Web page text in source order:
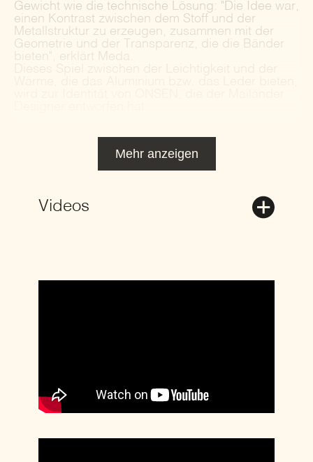
Gewicht wie die technische Lösung: "Die Idee war,
einen Kontrast zwischen dem Stoff und der
Metallstruktur zu erzeugen, zusammen mit der
Geometrie und der Transparenz, die die Bänder
bieten", erklärt Meda.
Mehr anzeigen
Videos